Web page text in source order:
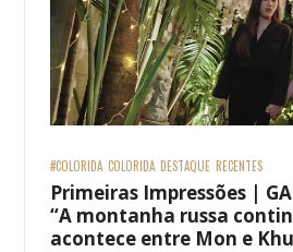
#COLORIDA COLORIDA DESTAQUE RECENTES
Primeiras Impressões |
“A montanha russa
acontece entre Mon e